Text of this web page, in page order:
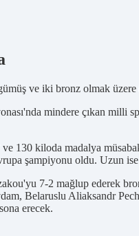
ve iki bronz olmak
mindere çıkan
130 kiloda madalya
şampiyonu oldu. Uzun
7-2 mağlup ederek
Belaruslu Aliaksandr
erecek.